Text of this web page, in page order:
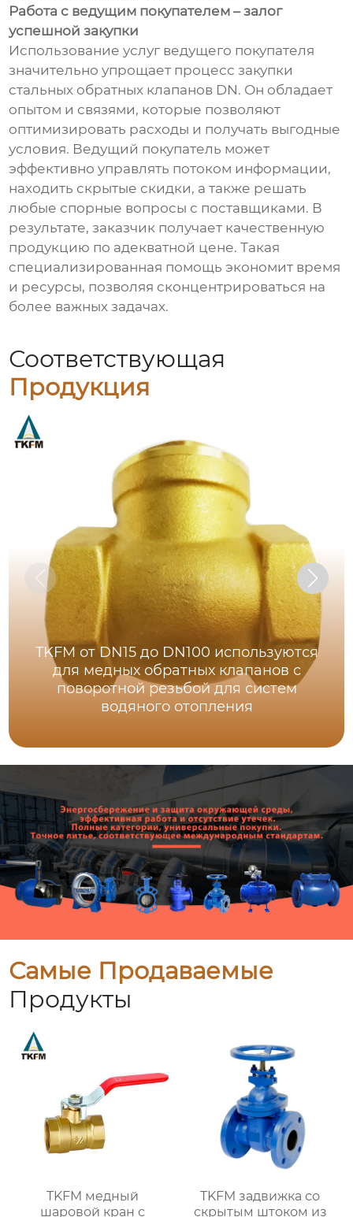
Работа с ведущим покупателем – залог
успешной закупки
Использование услуг ведущего покупателя
значительно упрощает процесс закупки
стальных обратных клапанов DN. Он обладает
опытом и связями, которые позволяют
оптимизировать расходы и получать выгодные
условия. Ведущий покупатель может
эффективно управлять потоком информации,
находить скрытые скидки, а также решать
любые спорные вопросы с поставщиками. В
результате, заказчик получает качественную
продукцию по адекватной цене. Такая
специализированная помощь экономит время
и ресурсы, позволяя сконцентрироваться на
более важных задачах.
Соответствующая
Продукция
TKFM от DN15 до DN100 используются
для медных обратных клапанов с
поворотной резьбой для систем
водяного отопления
Самые Продаваемые
Продукты
TKFM медный
шаровой кран с
TKFM задвижка со
скрытым штоком из